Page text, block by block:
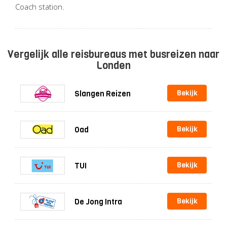
Coach station.
Vergelijk alle reisbureaus met busreizen naar
Londen
Slangen Reizen Bekijk
Oad Bekijk
TUI Bekijk
De Jong Intra Bekijk